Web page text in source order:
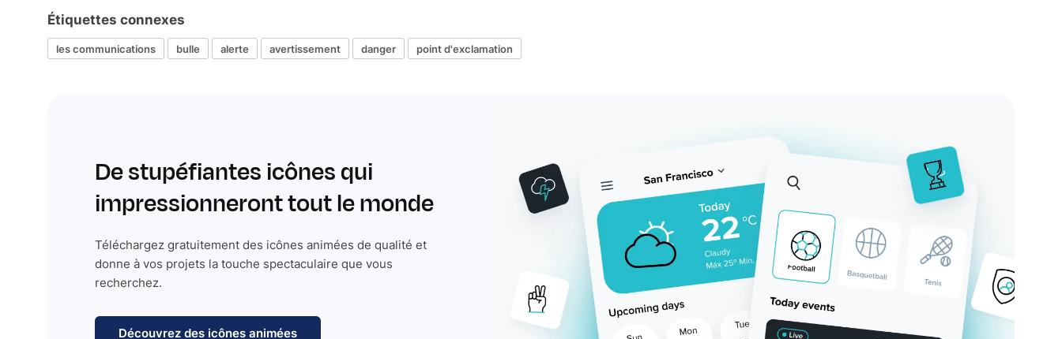
Étiquettes connexes
les communications bulle alerte avertissement danger point d'exclamation
De stupéfiantes icônes qui
impressionneront tout le monde
Téléchargez gratuitement des icônes animées de qualité et
donne à vos projets la touche spectaculaire que vous
recherchez.
Découvrez des icônes animées